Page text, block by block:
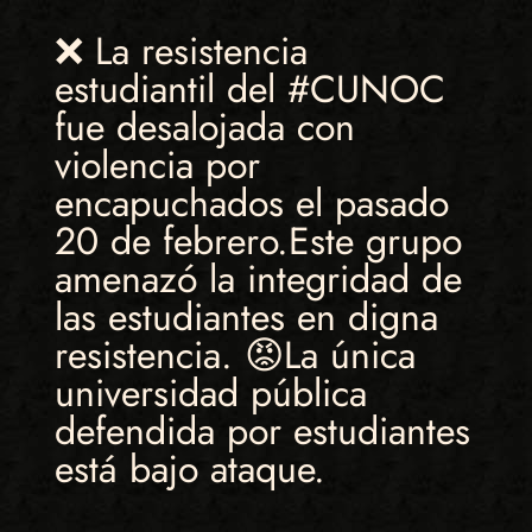
❌ La resistencia
estudiantil del #CUNOC
fue desalojada con
violencia por
encapuchados el pasado
20 de febrero.Este grupo
amenazó la integridad de
las estudiantes en digna
resistencia. 😡La única
universidad pública
defendida por estudiantes
está bajo ataque.